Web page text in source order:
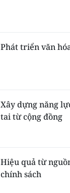
Phát triển văn
Xây dựng năng
tai từ cộng đồng
Hiệu quả từ
chính sách